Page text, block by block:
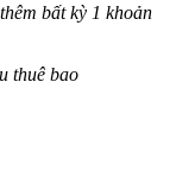
bất kỳ 1 khoản
thuê bao